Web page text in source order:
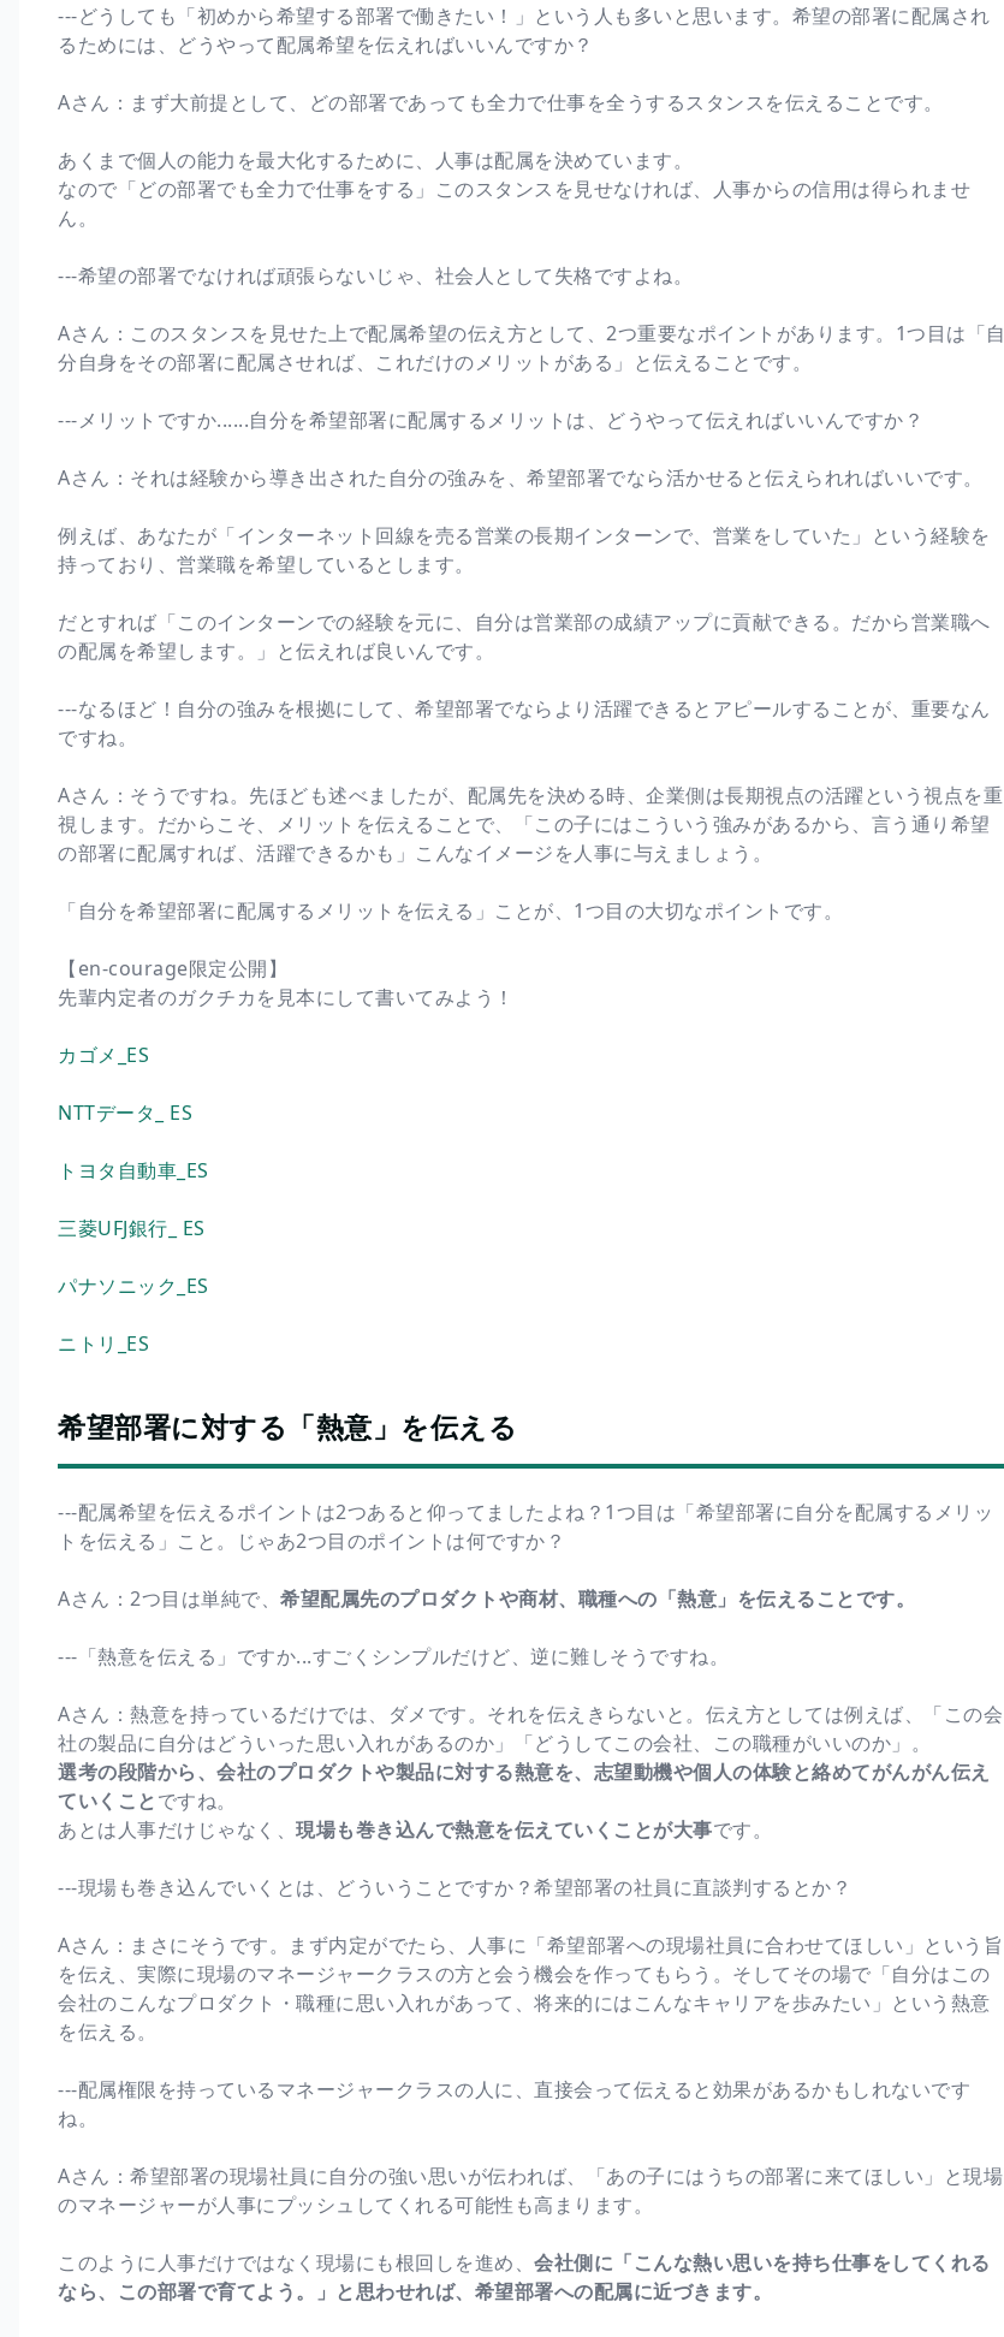
---どうしても「初めから希望する部署で働きたい！」という人も多いと思います。希望の部署に配属され
るためには、どうやって配属希望を伝えればいいんですか？
Aさん：まず大前提として、どの部署であっても全力で仕事を全うするスタンスを伝えることです。
あくまで個人の能力を最大化するために、人事は配属を決めています。
なので「どの部署でも全力で仕事をする」このスタンスを見せなければ、人事からの信用は得られませ
ん。
---希望の部署でなければ頑張らないじゃ、社会人として失格ですよね。
Aさん：このスタンスを見せた上で配属希望の伝え方として、2つ重要なポイントがあります。1つ目は「自
分自身をその部署に配属させれば、これだけのメリットがある」と伝えることです。
---メリットですか......自分を希望部署に配属するメリットは、どうやって伝えればいいんですか？
Aさん：それは経験から導き出された自分の強みを、希望部署でなら活かせると伝えられればいいです。
例えば、あなたが「インターネット回線を売る営業の長期インターンで、営業をしていた」という経験を
持っており、営業職を希望しているとします。
だとすれば「このインターンでの経験を元に、自分は営業部の成績アップに貢献できる。だから営業職へ
の配属を希望します。」と伝えれば良いんです。
---なるほど！自分の強みを根拠にして、希望部署でならより活躍できるとアピールすることが、重要なん
ですね。
Aさん：そうですね。先ほども述べましたが、配属先を決める時、企業側は長期視点の活躍という視点を重
視します。だからこそ、メリットを伝えることで、「この子にはこういう強みがあるから、言う通り希望
の部署に配属すれば、活躍できるかも」こんなイメージを人事に与えましょう。
「自分を希望部署に配属するメリットを伝える」ことが、1つ目の大切なポイントです。
【en-courage限定公開】
先輩内定者のガクチカを見本にして書いてみよう！
カゴメ_ES
NTTデータ_ ES
トヨタ自動車_ES
三菱UFJ銀行_ ES
パナソニック_ES
ニトリ_ES
希望部署に対する「熱意」を伝える
---配属希望を伝えるポイントは2つあると仰ってましたよね？1つ目は「希望部署に自分を配属するメリッ
トを伝える」こと。じゃあ2つ目のポイントは何ですか？
Aさん：2つ目は単純で、 希望配属先のプロダクトや商材、職種への「熱意」を伝えることです。
---「熱意を伝える」ですか...すごくシンプルだけど、逆に難しそうですね。
Aさん：熱意を持っているだけでは、ダメです。それを伝えきらないと。伝え方としては例えば、「この会
社の製品に自分はどういった思い入れがあるのか」「どうしてこの会社、この職種がいいのか」。
選考の段階から、会社のプロダクトや製品に対する熱意を、志望動機や個人の体験と絡めてがんがん伝え
ていくことですね。
あとは人事だけじゃなく、 現場も巻き込んで熱意を伝えていくことが大事です。
---現場も巻き込んでいくとは、どういうことですか？希望部署の社員に直談判するとか？
Aさん：まさにそうです。まず内定がでたら、人事に「希望部署への現場社員に合わせてほしい」という旨
を伝え、実際に現場のマネージャークラスの方と会う機会を作ってもらう。そしてその場で「自分はこの
会社のこんなプロダクト・職種に思い入れがあって、将来的にはこんなキャリアを歩みたい」という熱意
を伝える。
---配属権限を持っているマネージャークラスの人に、直接会って伝えると効果があるかもしれないです
ね。
Aさん：希望部署の現場社員に自分の強い思いが伝われば、「あの子にはうちの部署に来てほしい」と現場
のマネージャーが人事にプッシュしてくれる可能性も高まります。
このように人事だけではなく現場にも根回しを進め、 会社側に「こんな熱い思いを持ち仕事をしてくれる
なら、この部署で育てよう。」と思わせれば、希望部署への配属に近づきます。